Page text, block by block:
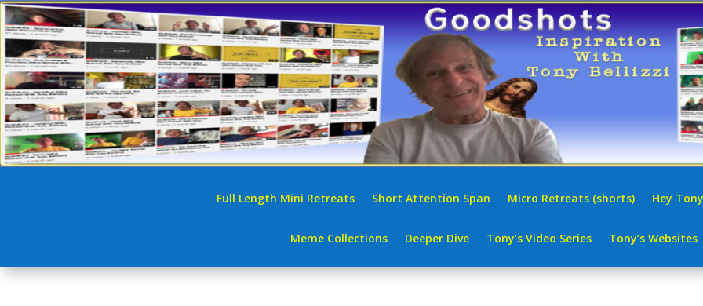
Full Length Mini Retreats Short Attention Span Micro Retreats (shorts) Hey
Meme Collections Deeper Dive Tony’s Video Series Tony’s Websites